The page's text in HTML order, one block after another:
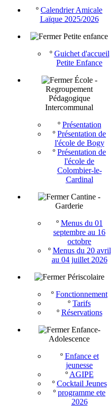
º Calendrier Amicale
Laïque 2025/2026
Petite enfance
º Guichet d'accueil
Petite Enfance
École -
Regroupement
Pédagogique
Intercommunal
º Présentation
º Présentation de
l'école de Bogy
º Présentation de
l'école de
Colombier-le-
Cardinal
Cantine -
Garderie
º Menus du 01
septembre au 16
octobre
º Menus du 20 avril
au 04 juillet 2026
Périscolaire
º Fonctionnement
º Tarifs
º Réservations
Enfance-
Adolescence
º Enfance et
jeunesse
º AGIPE
º Cocktail Jeunes
º programme ete
2026